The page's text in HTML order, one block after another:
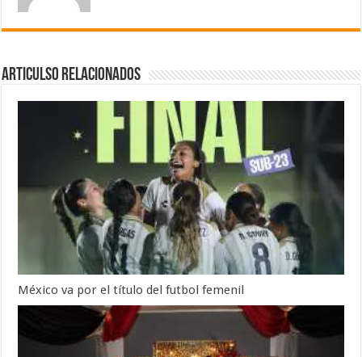
Articulso Relacionados
México va por el título del futbol femenil